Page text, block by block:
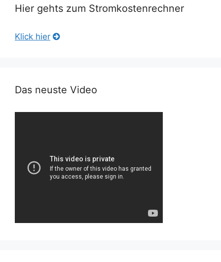
Hier gehts zum Stromkostenrechner
Klick hier
Das neuste Video